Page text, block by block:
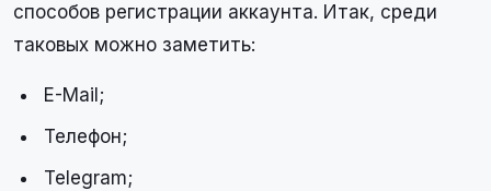
способов регистрации аккаунта. Итак, среди
таковых можно заметить:
E-Mail;
Телефон;
Telegram;